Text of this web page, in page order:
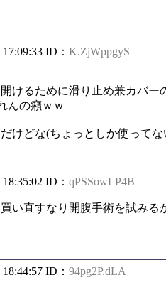
ID： K.ZjWppgyS
けるために滑り止め兼カバー
んの癪ｗｗ
どな(ちょっとしか使ってな
ID： qPSSowLP4B
い直すなり開腹手術を試みる
ID： 94pg2P.dLA